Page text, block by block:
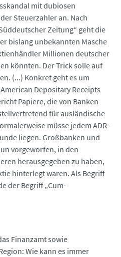
mit dubiosen
Steuerzahler an. Nach
Zeitung“ geht die
bislang unbekannten Masche
Millionen deutscher
könnten. Der Trick solle auf
(...) Konkret geht es um
Depositary Receipts
Papiere, die von Banken
für ausländische
müsse jedem ADR-
liegen. Großbanken und
vorgeworfen, in den
herausgegeben zu haben,
hinterlegt waren. Als Begriff
der Begriff „Cum-
Finanzamt sowie
Wie kann es immer